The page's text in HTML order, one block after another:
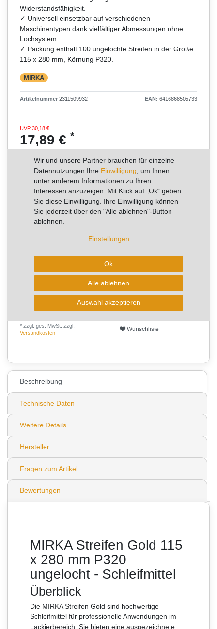
Widerstandsfähigkeit.
✓ Universell einsetzbar auf verschiedenen
Maschinentypen dank vielfältiger Abmessungen ohne
Lochsystem.
✓ Packung enthält 100 ungelochte Streifen in der Größe
115 x 280 mm, Körnung P320.
MIRKA
Artikelnummer 2311509932 EAN: 6416868505733
UVP 30,18 €
17,89 € *
Inhalt100Stück
Grundpreis0,18 € / Stück
RABATT -41%
Sie sparen 12,29 €
Sofort versandfertig, Lieferzeit 1-2 Arbeitstage
aktuell kann die Lieferzeit 2-4 Arbeitstage betragen!
In den Warenkorb
* zzgl. ges. MwSt. zzgl.
Versandkosten
Wunschliste
Beschreibung
Technische Daten
Weitere Details
Hersteller
Fragen zum Artikel
Bewertungen
MIRKA Streifen Gold 115
x 280 mm P320
ungelocht - Schleifmittel
Überblick
Die MIRKA Streifen Gold sind hochwertige
Schleifmittel für professionelle Anwendungen im
Lackierbereich. Sie bieten eine ausgezeichnete
Wir und unsere Partner brauchen für einzelne
Datennutzungen Ihre Einwilligung , um Ihnen
unter anderem Informationen zu Ihren
Interessen anzuzeigen. Mit Klick auf „Ok“ geben
Sie diese Einwilligung. Ihre Einwilligung können
Sie jederzeit über den "Alle ablehnen"-Button
ablehnen.
Einstellungen
Ok
Alle ablehnen
Auswahl akzeptieren